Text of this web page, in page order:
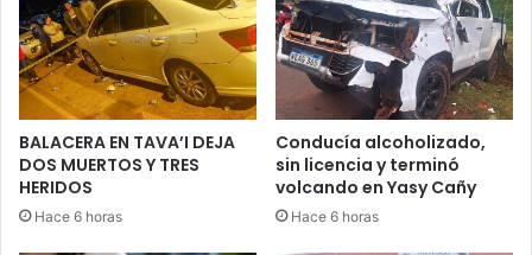
BALACERA EN TAVA’I DEJA
DOS MUERTOS Y TRES
HERIDOS
Hace 6 horas
Conducía alcoholizado,
sin licencia y terminó
volcando en Yasy Cañy
Hace 6 horas